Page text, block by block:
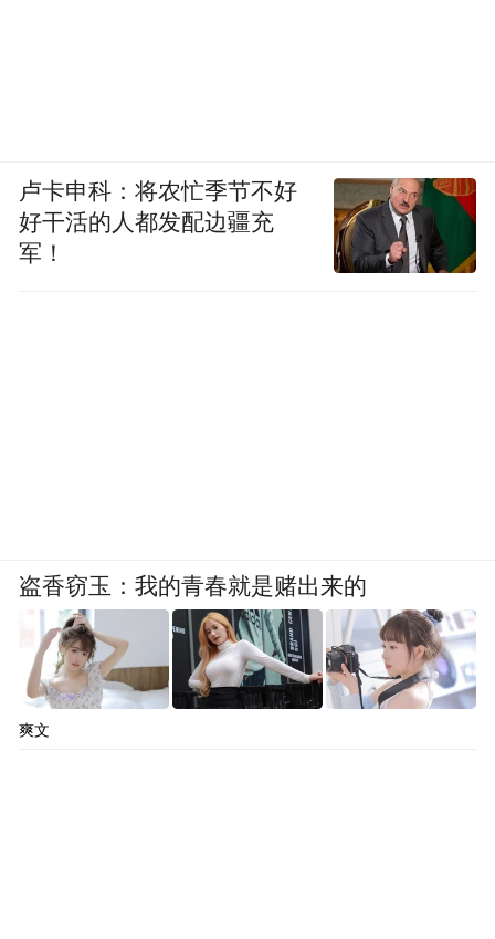
卢卡申科：将农忙季节不好
好干活的人都发配边疆充
军！
盗香窃玉：我的青春就是赌出来的
爽文